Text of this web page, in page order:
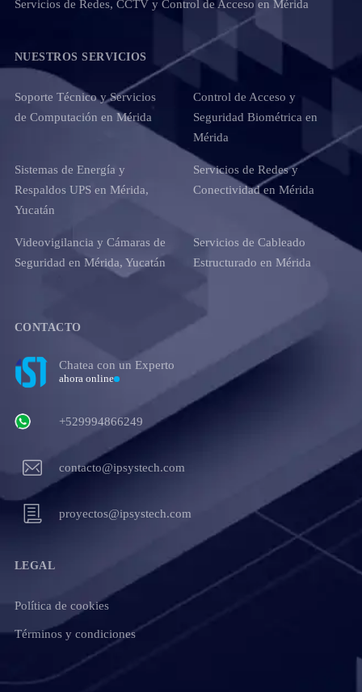
Servicios de Redes, CCTV y Control de Acceso en Mérida
NUESTROS SERVICIOS
Soporte Técnico y Servicios
de Computación en Mérida
Control de Acceso y
Seguridad Biométrica en
Mérida
Sistemas de Energía y
Respaldos UPS en Mérida,
Yucatán
Servicios de Redes y
Conectividad en Mérida
Videovigilancia y Cámaras de
Seguridad en Mérida, Yucatán
Servicios de Cableado
Estructurado en Mérida
CONTACTO
Chatea con un Experto
ahora online
+529994866249
contacto@ipsystech.com
proyectos@ipsystech.com
LEGAL
Política de cookies
Términos y condiciones